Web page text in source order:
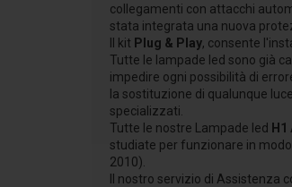
collegamenti con attacchi
stata integrata una nuova
Il kit Plug & Play, consente
Tutte le lampade led sono già
impedire ogni possibilità di
la sostituzione di qualunque
specializzati.
Tutte le nostre Lampade led
studiate per funzionare in
2010).
Il nostro servizio di Assistenza